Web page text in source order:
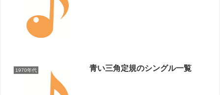
1970年代 青い三角定規のシングル一覧